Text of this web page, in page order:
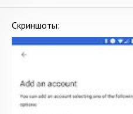
Скриншоты: